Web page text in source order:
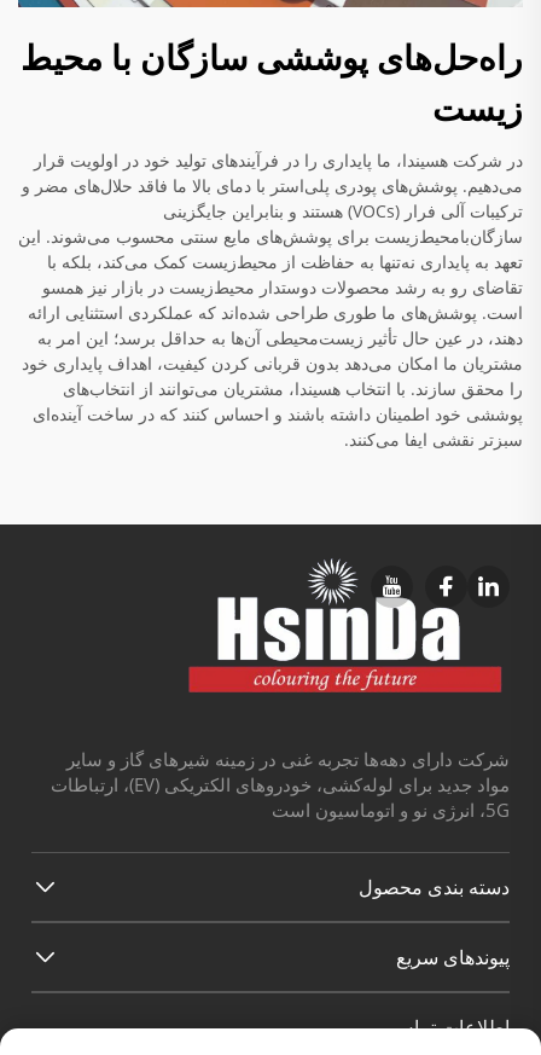
راه‌حل‌های پوششی سازگان با محیط
زیست
در شرکت هسیندا، ما پایداری را در فرآیندهای تولید خود در اولویت قرار
می‌دهیم. پوشش‌های پودری پلی‌استر با دمای بالا ما فاقد حلال‌های مضر و
ترکیبات آلی فرار (VOCs) هستند و بنابراین جایگزینی
سازگان‌با‌محیط‌زیست برای پوشش‌های مایع سنتی محسوب می‌شوند. این
تعهد به پایداری نه‌تنها به حفاظت از محیط‌زیست کمک می‌کند، بلکه با
تقاضای رو به رشد محصولات دوستدار محیط‌زیست در بازار نیز همسو
است. پوشش‌های ما طوری طراحی شده‌اند که عملکردی استثنایی ارائه
دهند، در عین حال تأثیر زیست‌محیطی آن‌ها به حداقل برسد؛ این امر به
مشتریان ما امکان می‌دهد بدون قربانی کردن کیفیت، اهداف پایداری خود
را محقق سازند. با انتخاب هسیندا، مشتریان می‌توانند از انتخاب‌های
پوششی خود اطمینان داشته باشند و احساس کنند که در ساخت آینده‌ای
سبزتر نقشی ایفا می‌کنند.
شرکت دارای دهه‌ها تجربه غنی در زمینه شیرهای گاز و سایر
مواد جدید برای لوله‌کشی، خودروهای الکتریکی (EV)، ارتباطات
5G، انرژی نو و اتوماسیون است
دسته بندی محصول
پیوند‌های سریع
اطلاعات تماس